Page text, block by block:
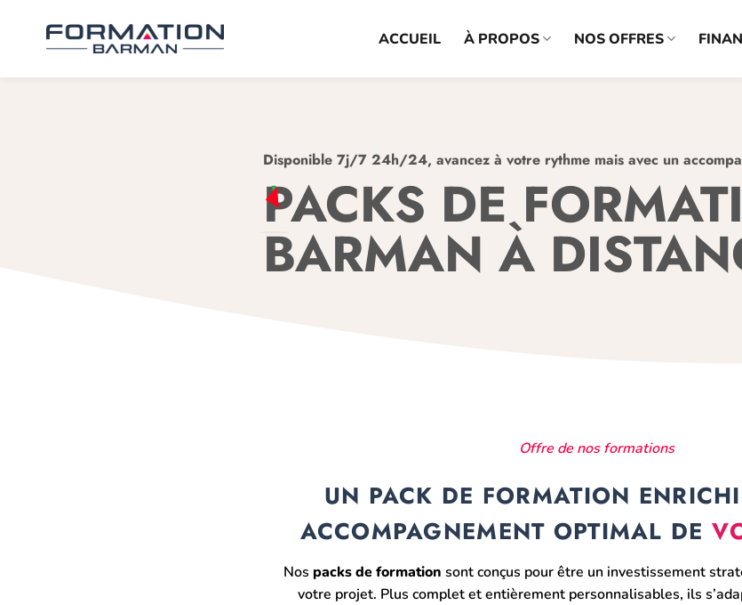
contenu
ACCUEIL À PROPOS NOS OFFRES
Disponible 7j/7 24h/24, avancez à votre rythme mais avec un
PACKS DE
BARMAN À
Offre de nos formations
UN PACK DE FORMATION
ACCOMPAGNEMENT OPTIMAL DE
Nos packs de formation sont conçus pour être un investissement
votre projet. Plus complet et entièrement personnalisables, ils